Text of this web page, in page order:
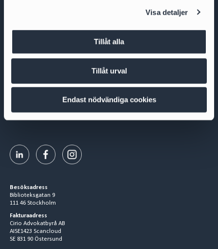
Visa detaljer
Tillåt alla
Tillåt urval
Endast nödvändiga cookies
Besöksadress
Biblioteksgatan 9
111 46 Stockholm
Fakturaadress
Cirio Advokatbyrå AB
AISE1423 Scancloud
SE 831 90 Östersund